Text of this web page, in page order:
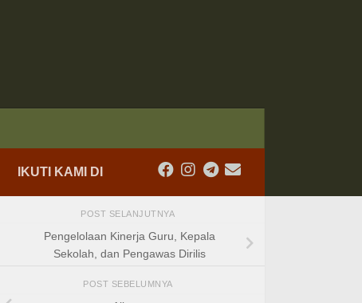
IKUTI KAMI DI
POST SELANJUTNYA
Pengelolaan Kinerja Guru, Kepala
Sekolah, dan Pengawas Dirilis
POST SEBELUMNYA